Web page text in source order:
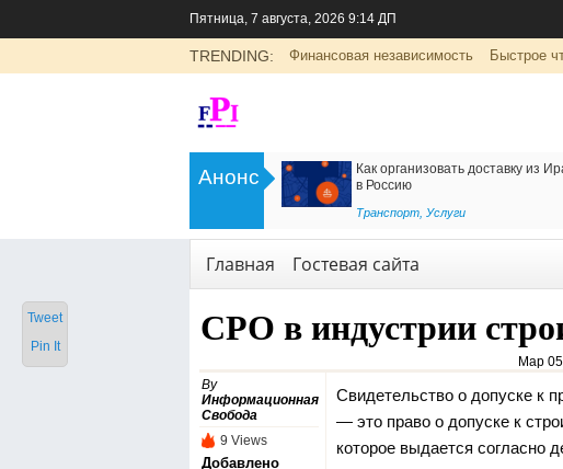
Пятница, 7 августа, 2026 9:14 ДП
TRENDING: Финансовая независимость Быстрое
Анонс
Цоликлоны для определения групп
Как организовать доставку из
в Россию
Транспорт, Услуги
Главная Гостевая сайта
СРО в индустрии
Мар
By
Информационная
Свобода
9 Views
Добавлено
Свидетельство о допуске к
— это право о допуске к
которое выдается
Tweet
Pin It